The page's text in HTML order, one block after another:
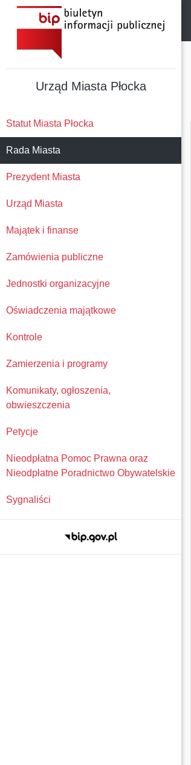
Urząd Miasta Płocka
Statut Miasta Płocka
Rada Miasta
Prezydent Miasta
Urząd Miasta
Majątek i finanse
Zamówienia publiczne
Jednostki organizacyjne
Oświadczenia majątkowe
Kontrole
Zamierzenia i programy
Komunikaty, ogłoszenia,
obwieszczenia
Petycje
Nieodpłatna Pomoc Prawna oraz
Nieodpłatne Poradnictwo Obywatelskie
Sygnaliści